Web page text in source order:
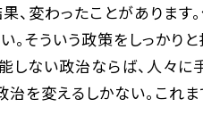
、変わったことがあります
そういう政策をしっかり
ない政治ならば、人々
変えるしかない。これ